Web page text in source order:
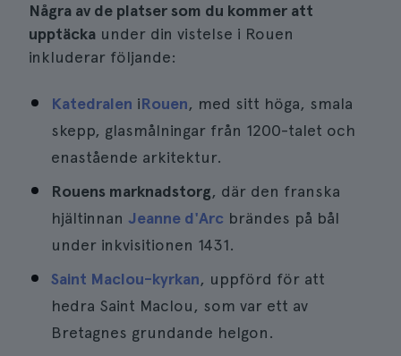
Några av de platser som du kommer att
upptäcka under din vistelse i Rouen
inkluderar följande:
Katedralen iRouen, med sitt höga, smala
skepp, glasmålningar från 1200-talet och
enastående arkitektur.
Rouens marknadstorg, där den franska
hjältinnan Jeanne d'Arc brändes på bål
under inkvisitionen 1431.
Saint Maclou-kyrkan, uppförd för att
hedra Saint Maclou, som var ett av
Bretagnes grundande helgon.